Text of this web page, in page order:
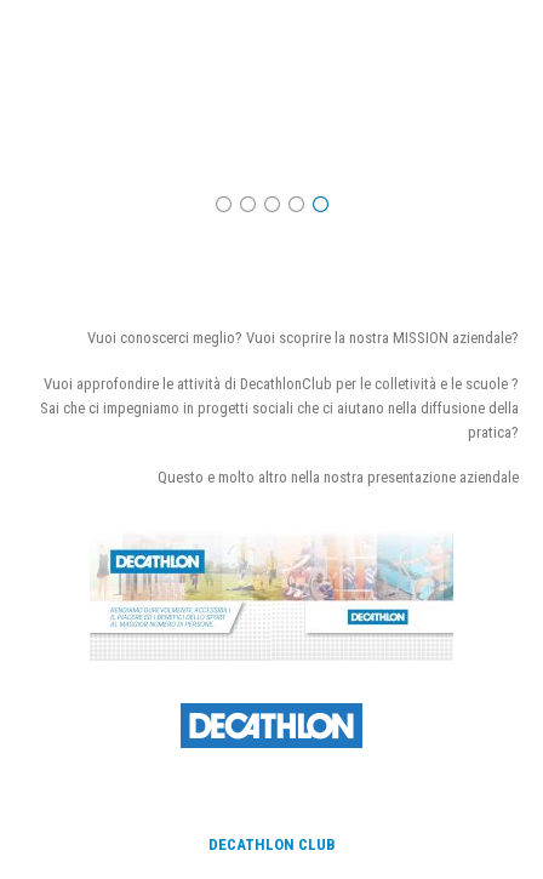
Vuoi conoscerci meglio? Vuoi scoprire la nostra MISSION aziendale?
Vuoi approfondire le attività di DecathlonClub per le colletività e le scuole ?
Sai che ci impegniamo in progetti sociali che ci aiutano nella diffusione della
pratica?
Questo e molto altro nella nostra presentazione aziendale
DECATHLON CLUB